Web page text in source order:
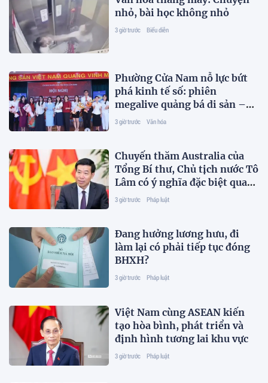
nhỏ, bài học không nhỏ
3 giờ trước Biểu diễn
Phường Cửa Nam nỗ lực bứt
phá kinh tế số: phiên
megalive quảng bá di sản –
động lực đúc thúc tăng
3 giờ trước Văn hóa
Chuyến thăm Australia của
Tổng Bí thư, Chủ tịch nước Tô
Lâm có ý nghĩa đặc biệt quan
trọng
3 giờ trước Pháp luật
Đang hưởng lương hưu, đi
làm lại có phải tiếp tục đóng
BHXH?
3 giờ trước Pháp luật
Việt Nam cùng ASEAN kiến
tạo hòa bình, phát triển và
định hình tương lai khu vực
3 giờ trước Pháp luật